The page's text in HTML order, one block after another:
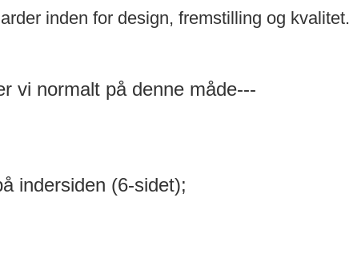
inden for design, fremstilling og kvalitet.
vi normalt på denne måde---
indersiden (6-sidet);